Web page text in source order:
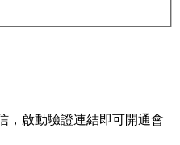
，啟動驗證連結即可開通會